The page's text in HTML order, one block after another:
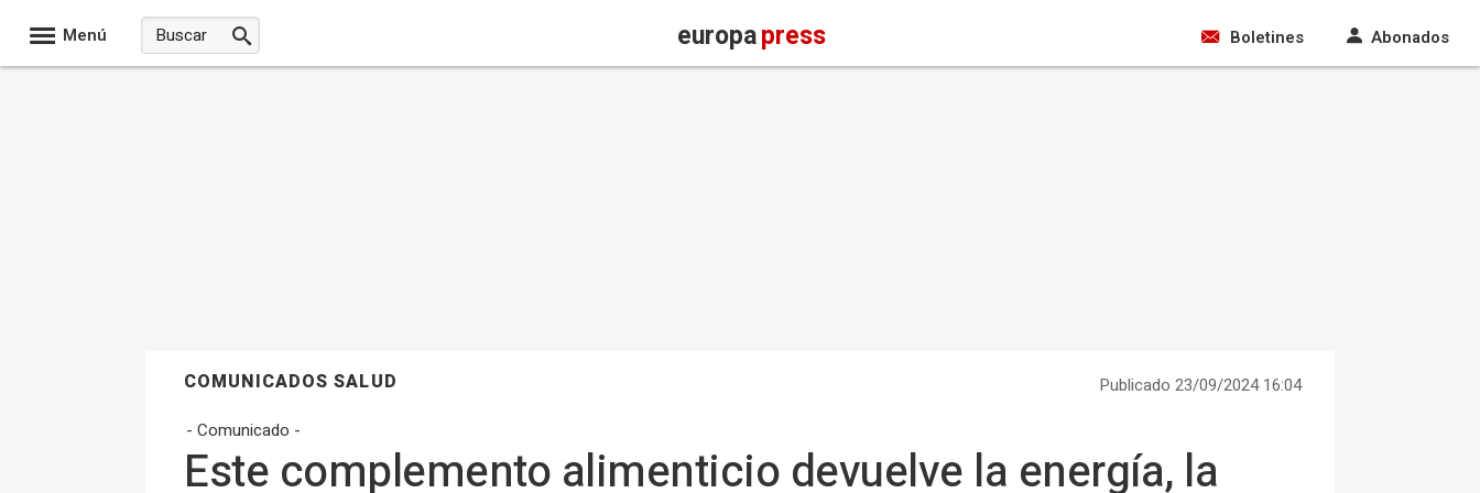
Menú europapress Boletines Abonados
COMUNICADOS SALUD
Publicado 23/09/2024 16:04
- Comunicado -
Este complemento alimenticio devuelve la energía, la